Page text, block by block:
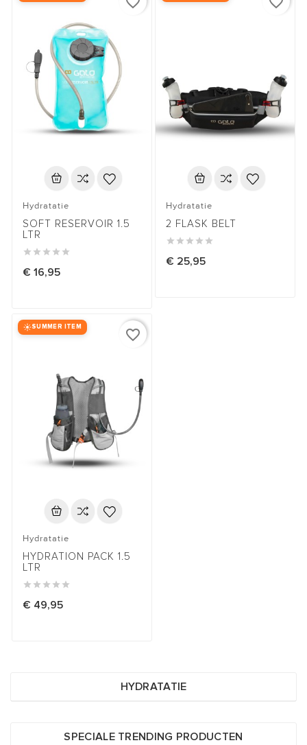
Hydratatie
SOFT RESERVOIR 1.5
LTR
    
€ 16,95
Hydratatie
2 FLASK BELT
    
€ 25,95
SUMMER ITEM
Hydratatie
HYDRATION PACK 1.5
LTR
    
€ 49,95
favorite_border
HYDRATATIE
SPECIALE TRENDING PRODUCTEN